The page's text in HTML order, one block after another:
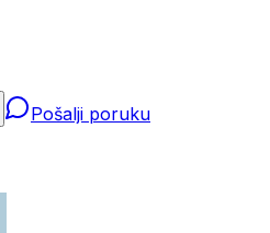
Pošalji poruku